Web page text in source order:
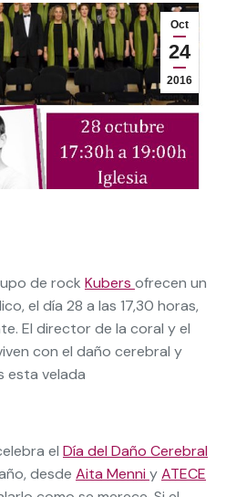
Oct
24
2016
de rock Kubers ofrecen un
el día 28 a las 17,30 horas,
El director de la coral y el
con el daño cerebral y
esta velada
el Día del Daño Cerebral
desde Aita Menni yATECE